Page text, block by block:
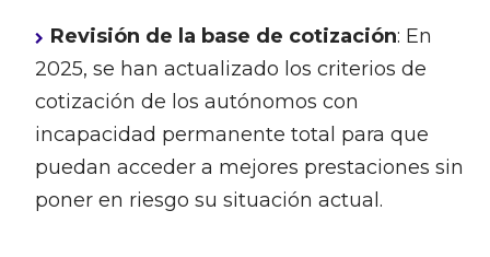
Revisión de la base de cotización: En
2025, se han actualizado los criterios de
cotización de los autónomos con
incapacidad permanente total para que
puedan acceder a mejores prestaciones sin
poner en riesgo su situación actual.